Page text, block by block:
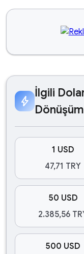
bolt
İlgili
1 USD
47,71 TRY
50 USD
2.385,56
500 USD